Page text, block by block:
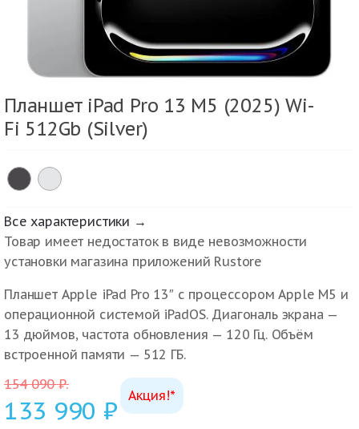
Планшет iPad Pro 13 M5 (2025) Wi-
Fi 512Gb (Silver)
Все характеристики →
Товар имеет недостаток в виде невозможности
установки магазина приложений Rustore
Планшет Apple iPad Pro 13″ с процессором Apple M5 и
операционной системой iPadOS. Диагональ экрана —
13 дюймов, частота обновления — 120 Гц. Объём
встроенной памяти — 512 ГБ.
Акция!*
154 090₽.
133 990 ₽